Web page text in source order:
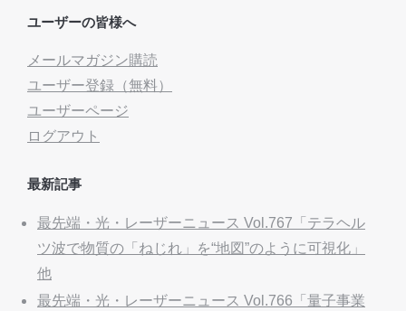
ユーザーの皆様へ
メールマガジン購読
ユーザー登録（無料）
ユーザーページ
ログアウト
最新記事
最先端・光・レーザーニュース Vol.767「テラヘル
ツ波で物質の「ねじれ」を“地図”のように可視化」
他
最先端・光・レーザーニュース Vol.766「量子事業